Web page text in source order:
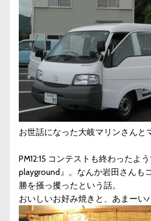
お世話になった大岐マリンさんと
PM12:15 コンテストも終わったよ
playground』。なんか岩田さんも
勝を掻っ攫ったという話。
おいしいお好み焼きと、あまーい